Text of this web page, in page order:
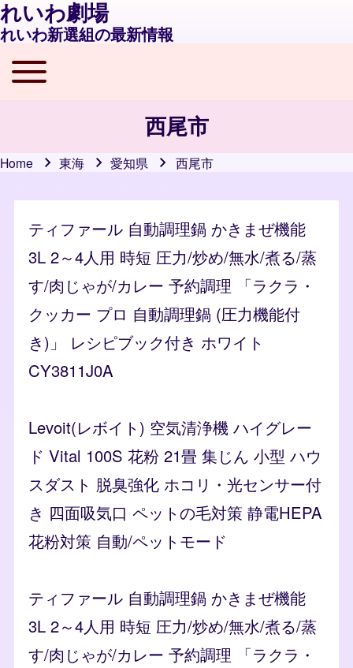
れいわ劇場
れいわ新選組の最新情報
Main navigation
Toggle main menu
西尾市
Home 東海 愛知県 西尾市
ティファール 自動調理鍋 かきまぜ機能
3L 2～4人用 時短 圧力/炒め/無水/煮る/蒸
す/肉じゃが/カレー 予約調理 「ラクラ・
クッカー プロ 自動調理鍋 (圧力機能付
き)」 レシピブック付き ホワイト
CY3811J0A
Levoit(レボイト) 空気清浄機 ハイグレー
ド Vital 100S 花粉 21畳 集じん 小型 ハウ
スダスト 脱臭強化 ホコリ・光センサー付
き 四面吸気口 ペットの毛対策 静電HEPA
花粉対策 自動/ペットモード
ティファール 自動調理鍋 かきまぜ機能
3L 2～4人用 時短 圧力/炒め/無水/煮る/蒸
す/肉じゃが/カレー 予約調理 「ラクラ・